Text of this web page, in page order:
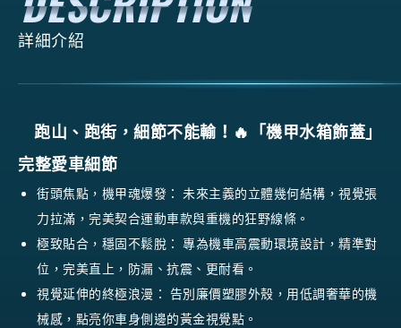
詳細介紹
跑山、跑街，細節不能輸！🔥「機甲水箱飾蓋」
完整愛車細節
街頭焦點，機甲魂爆發： 未來主義的立體幾何結構，視覺張
力拉滿，完美契合運動車款與重機的狂野線條。
極致貼合，穩固不鬆脫： 專為機車高震動環境設計，精準對
位，完美直上，防漏、抗震、更耐看。
視覺延伸的終極浪漫： 告別廉價塑膠外殼，用低調奢華的機
械感，點亮你車身側邊的黃金視覺點。